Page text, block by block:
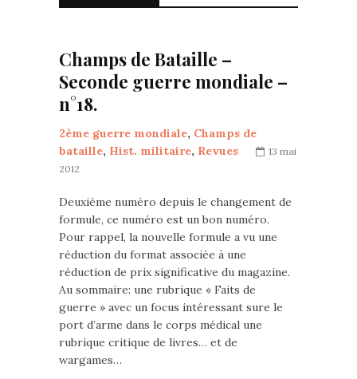
Champs de Bataille –
Seconde guerre mondiale –
n°18.
2ème guerre mondiale, Champs de
bataille, Hist. militaire, Revues
13 mai
2012
Deuxième numéro depuis le changement de
formule, ce numéro est un bon numéro.
Pour rappel, la nouvelle formule a vu une
réduction du format associée à une
réduction de prix significative du magazine.
Au sommaire: une rubrique « Faits de
guerre » avec un focus intéressant sure le
port d’arme dans le corps médical une
rubrique critique de livres… et de
wargames…